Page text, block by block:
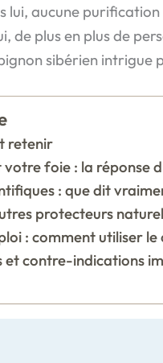
aucune
de plus en plus de
sibérien intrigue
retenir
votre foie : la réponse
: que dit
protecteurs
: comment utiliser
et contre-indications